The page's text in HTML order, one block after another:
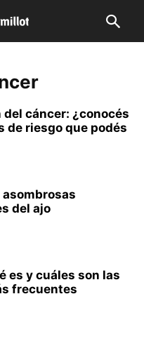
del cáncer: ¿conocés
de riesgo que podés
del ajo
es y cuáles son las
frecuentes